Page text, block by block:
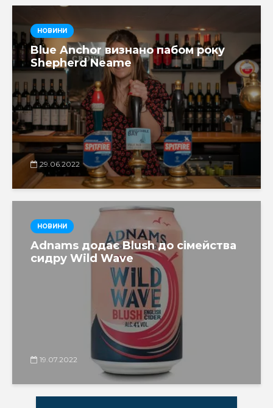
НОВИНИ
Blue Anchor визнано пабом року
Shepherd Neame
29.06.2022
НОВИНИ
Adnams додає Blush до сімейства
сидру Wild Wave
19.07.2022